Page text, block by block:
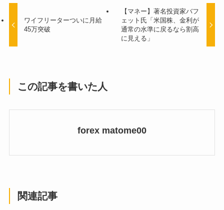
ワイフリーターついに月給
45万突破
【マネー】著名投資家バフ
ェット氏「米国株、金利が
通常の水準に戻るなら割高
に見える」
この記事を書いた人
forex matome00
関連記事